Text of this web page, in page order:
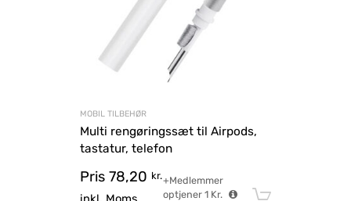
MOBIL TILBEHØR
Multi rengøringssæt til Airpods,
tastatur, telefon
Pris 78,20 kr.+Medlemmer
optjener 1Kr.